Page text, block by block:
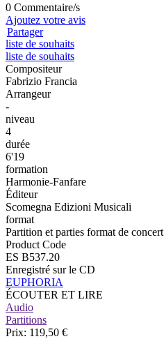
0 Commentaire/s
Ajoutez votre avis
Partager
liste de souhaits
liste de souhaits
Compositeur
Fabrizio Francia
Arrangeur
-
niveau
4
durée
6'19
formation
Harmonie-Fanfare
Éditeur
Scomegna Edizioni Musicali
format
Partition et parties format de concert
Product Code
ES B537.20
Enregistré sur le CD
EUPHORIA
ÉCOUTER ET LIRE
Audio
Partitions
Prix: 119,50 €